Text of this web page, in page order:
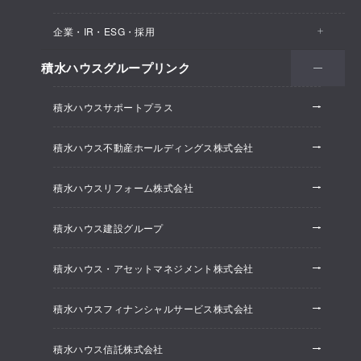
保育所・教育支援施設
オフィス・事務所
建築実例
オフィス系開発事業
ホテル系開発事業
大規模開発事業
賃貸マンション開発事業
企業・IR・ESG・採用
会社情報
株主・投資家情報
ESG経営
研究開発
採用情報
ニュースリリース
積水ハウスグループリンク
積水ハウスサポートプラス
積水ハウス不動産ホールディングス株式会社
積水ハウスリフォーム株式会社
積水ハウス建設グループ
積水ハウス・アセットマネジメント株式会社
積水ハウスフィナンシャルサービス株式会社
積水ハウス信託株式会社